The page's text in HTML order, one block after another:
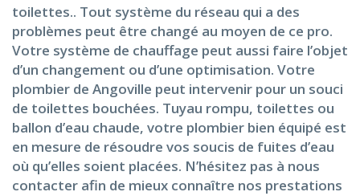
toilettes.. Tout système du réseau qui a des
problèmes peut être changé au moyen de ce pro.
Votre système de chauffage peut aussi faire l’objet
d’un changement ou d’une optimisation. Votre
plombier de Angoville peut intervenir pour un souci
de toilettes bouchées. Tuyau rompu, toilettes ou
ballon d’eau chaude, votre plombier bien équipé est
en mesure de résoudre vos soucis de fuites d’eau
où qu’elles soient placées. N’hésitez pas à nous
contacter afin de mieux connaître nos prestations